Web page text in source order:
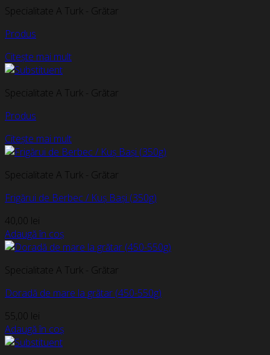
Specialitate A Turk - Grătar
Produs
Citește mai mult
Specialitate A Turk - Grătar
Produs
Citește mai mult
Specialitate A Turk - Grătar
Frigărui de Berbec / Kuș Bași (350g)
40,00 lei
Adaugă în coș
Specialitate A Turk - Grătar
Doradă de mare la grătar (450-550g)
55,00 lei
Adaugă în coș